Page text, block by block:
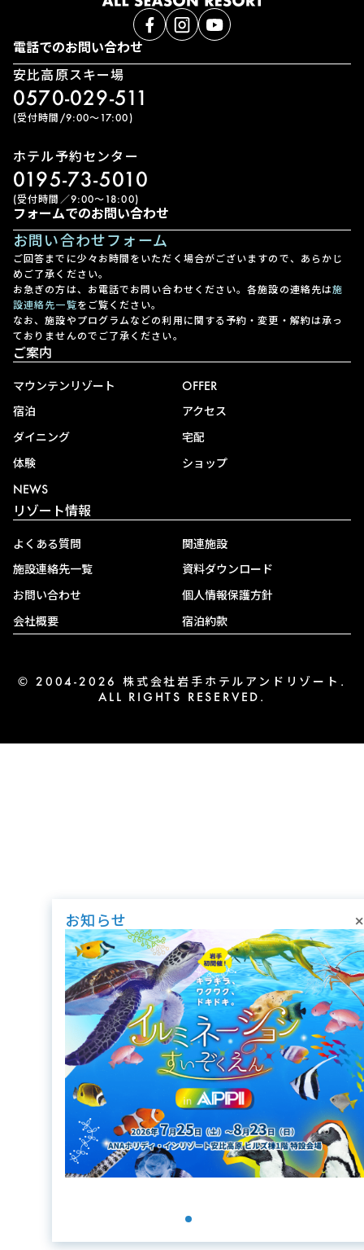
電話でのお問い合わせ
安比高原スキー場
0570-029-511
(受付時間/9:00〜17:00)
ホテル予約センター
0195-73-5010
(受付時間／9:00〜18:00)
フォームでのお問い合わせ
お問い合わせフォーム
ご回答までに少々お時間をいただく場合がございますので、あらかじ
めご了承ください。
お急ぎの方は、お電話でお問い合わせください。各施設の連絡先は施
設連絡先一覧をご覧ください。
なお、施設やプログラムなどの利用に関する予約・変更・解約は承っ
ておりませんのでご了承ください。
ご案内
マウンテンリゾート
宿泊
ダイニング
体験
NEWS
OFFER
アクセス
宅配
ショップ
リゾート情報
よくある質問
施設連絡先一覧
お問い合わせ
会社概要
関連施設
資料ダウンロード
個人情報保護方針
宿泊約款
© 2004-2026 株式会社岩手ホテルアンドリゾート.
ALL RIGHTS RESERVED.
お知らせ ×